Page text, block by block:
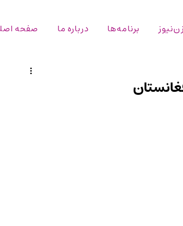
صفحه درباره ما برنامه‌ها زن‌نیوز